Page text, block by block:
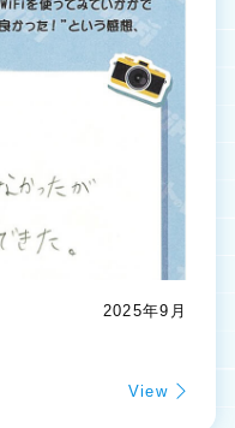
2025年9月
View